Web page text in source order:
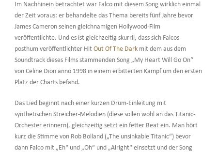
Im Nachhinein betrachtet war Falco mit diesem Song wirklich einmal
der Zeit voraus: er behandelte das Thema bereits fünf Jahre bevor
James Cameron seinen gleichnamigen Hollywood-Film
veröffentlichte. Und es ist gleichzeitig skurril, dass sich Falcos
posthum veröffentlichter Hit Out Of The Darkmit dem aus dem
Soundtrack dieses Films stammenden Song „My Heart Will Go On“
von Celine Dion anno 1998 in einem erbitterten Kampf um den ersten
Platz der Charts befand.
Das Lied beginnt nach einer kurzen Drum-Einleitung mit
synthetischen Streicher-Melodien (diese sollen wohl an das Titanic-
Orchester erinnern), gleichzeitig setzt ein fetter Beat ein. Man hört
kurz die Stimme von Rob Bolland („The unsinkable Titanic“) bevor
dann Falco mit „Eh“ und „Oh“ und „Alright“ einsetzt und der Song